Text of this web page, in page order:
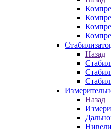
Назад
Назад